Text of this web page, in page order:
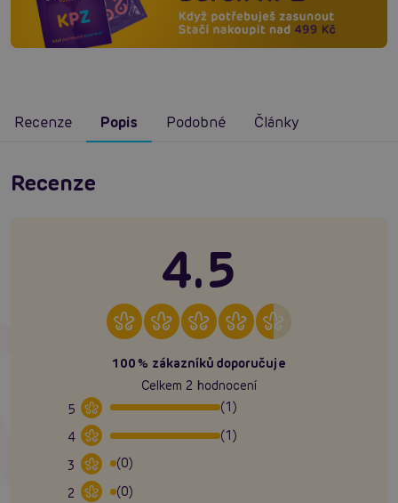
Recenze Popis Podobné Články
Recenze
4.5
100% zákazníků doporučuje
Celkem 2 hodnocení
5
(1)
4
(1)
3
(0)
2
(0)